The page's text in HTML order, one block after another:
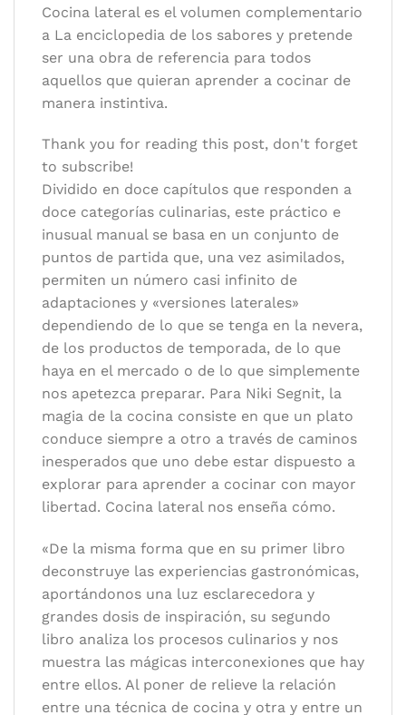
Editorial:Cauce Libros, Debate
Formato:
18 x 27 cm.
Español
Cocina lateral es el volumen complementario
a La enciclopedia de los sabores y pretende
ser una obra de referencia para todos
aquellos que quieran aprender a cocinar de
manera instintiva.
Thank you for reading this post, don't forget
to subscribe!
Dividido en doce capítulos que responden a
doce categorías culinarias, este práctico e
inusual manual se basa en un conjunto de
puntos de partida que, una vez asimilados,
permiten un número casi infinito de
adaptaciones y «versiones laterales»
dependiendo de lo que se tenga en la nevera,
de los productos de temporada, de lo que
haya en el mercado o de lo que simplemente
nos apetezca preparar. Para Niki Segnit, la
magia de la cocina consiste en que un plato
conduce siempre a otro a través de caminos
inesperados que uno debe estar dispuesto a
explorar para aprender a cocinar con mayor
libertad. Cocina lateral nos enseña cómo.
«De la misma forma que en su primer libro
deconstruye las experiencias gastronómicas,
aportándonos una luz esclarecedora y
grandes dosis de inspiración, su segundo
libro analiza los procesos culinarios y nos
muestra las mágicas interconexiones que hay
entre ellos. Al poner de relieve la relación
entre una técnica de cocina y otra y entre un